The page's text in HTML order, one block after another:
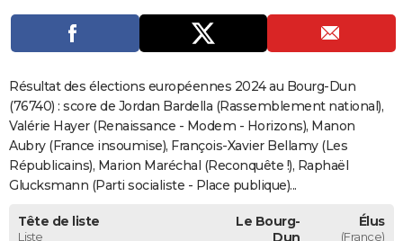
Dictionnaire
Biographies
Expressions
Proverbes
PROGRAMME TV
S'inscrire
Se connecter
Lycées
Collèges
Primaires
Universités
Entreprises
Service militaire
Avis de recherche
AVIS DE DÉCÈS
FORUM
Bricolage
Lifestyle
Culture
SportAuto
Television
Voyage
Cinema
Résultat des élections européennes 2024 au Bourg-Dun
(76740) : score de Jordan Bardella (Rassemblement national),
Valérie Hayer (Renaissance - Modem - Horizons), Manon
Aubry (France insoumise), François-Xavier Bellamy (Les
Républicains), Marion Maréchal (Reconquête !), Raphaël
Glucksmann (Parti socialiste - Place publique)...
Tête de liste
Liste
Le Bourg-
Dun
Élus
(France)